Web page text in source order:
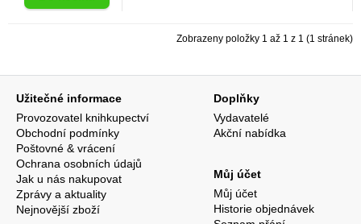
Zobrazeny položky 1 až 1 z 1 (1 stránek)
Užitečné informace
Provozovatel knihkupectví
Obchodní podmínky
Poštovné & vrácení
Ochrana osobních údajů
Jak u nás nakupovat
Zprávy a aktuality
Nejnovější zboží
Doplňky
Vydavatelé
Akční nabídka
Můj účet
Můj účet
Historie objednávek